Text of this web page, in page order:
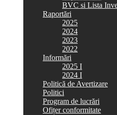
BVC si Lista
Raportări
2025
2024
2023
2022
Informări
2025 I
2024 I
Politică de Avertizare
Politici
Program de lucrări
Ofițer conformitate